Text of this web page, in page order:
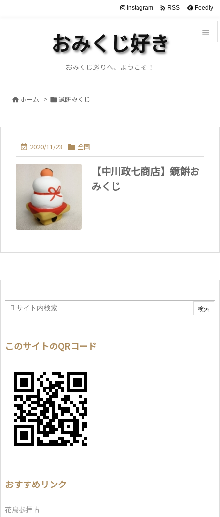

サイド

Instagram  RSS Feedly
おみくじ好き
おみくじ巡りへ、ようこそ！
 ホーム > 鏡餅みくじ
 2020/11/23  全国
【中川政七商店】鏡餠お
みくじ
このサイトのQRコード
おすすめリンク
花鳥参拝帖